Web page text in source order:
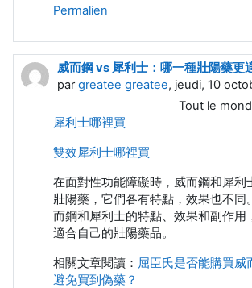
Permalien
威而鋼 vs 犀利士：哪一種壯陽藥更
pargreatee greatee, jeudi, 10
Tout le
犀利士哪裡買
雙效犀利士哪裡買
在面對性功能障礙時，威而鋼和犀利
壯陽藥，它們各有特點，效果也不同
而鋼和犀利士的特點、效果和副作用
適合自己的壯陽藥品。
相關文章閱讀： 屈臣氏是否能購買威
避免買到偽藥？